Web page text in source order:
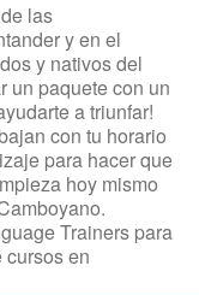
las
y en el
y nativos del
un paquete con un
a triunfar!
con tu horario
para hacer que
hoy mismo
Trainers para
cursos en